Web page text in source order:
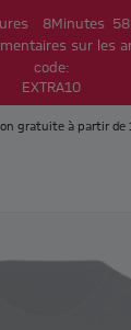
8Minutes 58
sur les
code:
EXTRA10
gratuite à partir de